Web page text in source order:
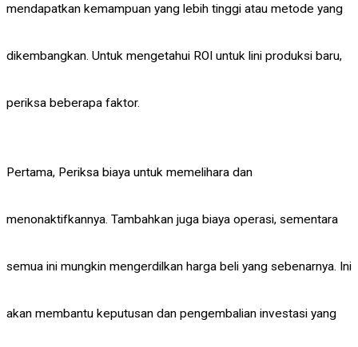
mendapatkan kemampuan yang lebih tinggi atau metode yang
dikembangkan. Untuk mengetahui ROI untuk lini produksi baru,
periksa beberapa faktor.
Pertama, Periksa biaya untuk memelihara dan
menonaktifkannya. Tambahkan juga biaya operasi, sementara
semua ini mungkin mengerdilkan harga beli yang sebenarnya. Ini
akan membantu keputusan dan pengembalian investasi yang